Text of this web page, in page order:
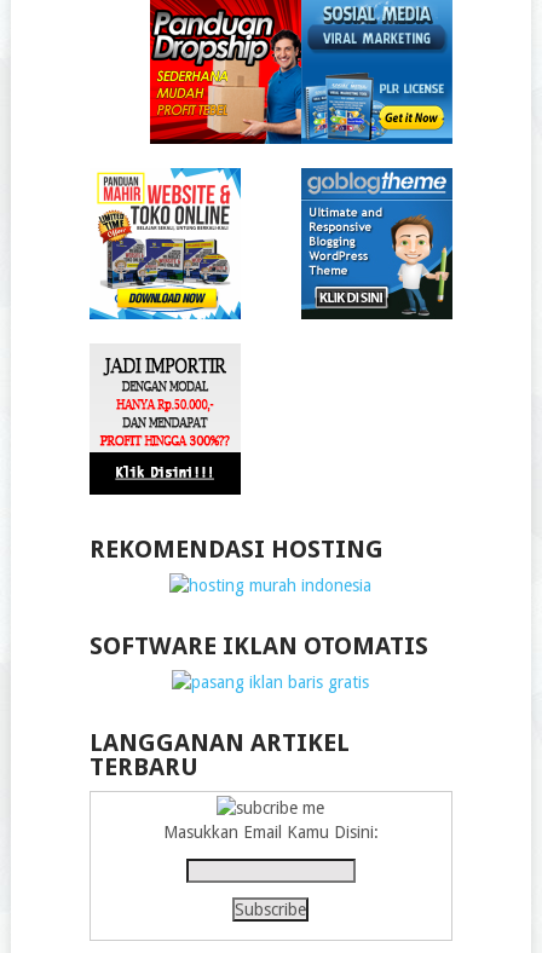
REKOMENDASI HOSTING
SOFTWARE IKLAN OTOMATIS
LANGGANAN ARTIKEL
TERBARU
Masukkan Email Kamu Disini: